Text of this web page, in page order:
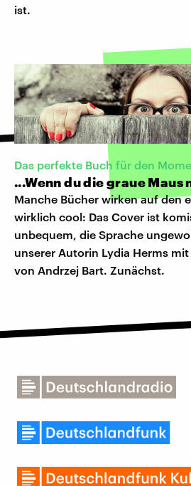
ist.
Das perfekte Buch für den
...Wenn du die graue Maus
Manche Bücher wirken auf den
wirklich cool: Das Cover ist
unbequem, die Sprache
unserer Autorin Lydia Herms
von Andrzej Bart. Zunächst.